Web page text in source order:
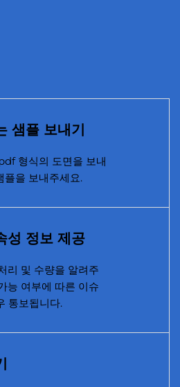
샘플 보내기
형식의 도면을 보내
플을 보내주세요.
성 정보 제공
리 및 수량을 알려주
능 여부에 따른 이슈
통보됩니다.